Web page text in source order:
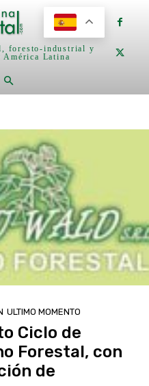
foresto-industrial y
América Latina
ULTIMO MOMENTO
Ciclo de
Forestal, con
de